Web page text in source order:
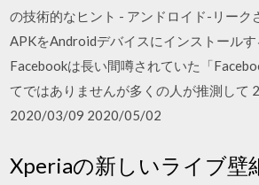
の技術的なヒント - アンドロイド-リーク
APKをAndroidデバイスにインストールす
Facebookは長い間噂されていた「
てではありませんが多くの人が推測して
2020/03/09 2020/05/02
Xperiaの新しいライブ壁